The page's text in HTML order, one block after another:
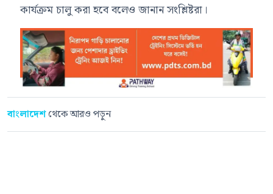
কার্যক্রম চালু করা হবে বলেও জানান সংশ্লিষ্টরা।
বাংলাদেশথেকে আরও পড়ুন